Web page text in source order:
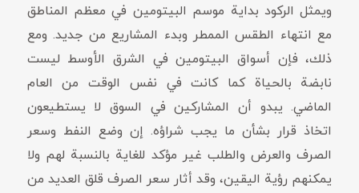
ويمثل الركود بداية موسم البيتومين في معظم المناطق
مع انتهاء الطقس الممطر وبدء المشاريع من جديد. ومع
ذلك، فإن أسواق البيتومين في الشرق الأوسط ليست
نابضة بالحياة كما كانت في نفس الوقت من العام
الماضي. يبدو أن المشاركين في السوق لا يستطيعون
اتخاذ قرار بشأن ما يجب شراؤه. إن وضع النفط وسعر
الصرف والعرض والطلب غير مؤكد للغاية بالنسبة لهم ولا
يمكنهم رؤية اليقين، وقد أثار سعر الصرف قلق العديد من